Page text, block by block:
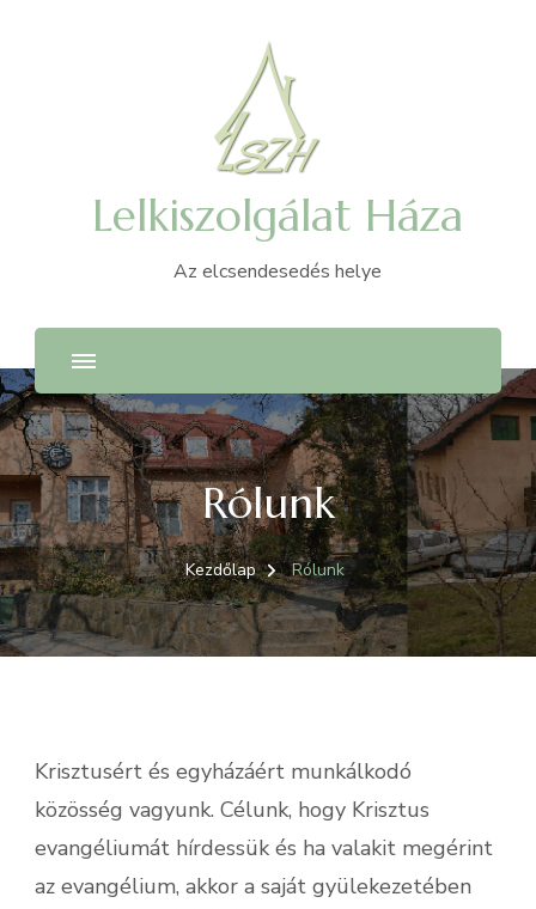
Lelkiszolgálat Háza
Az elcsendesedés helye
Rólunk
Kezdőlap Rólunk
Krisztusért és egyházáért munkálkodó
közösség vagyunk. Célunk, hogy Krisztus
evangéliumát hírdessük és ha valakit megérint
az evangélium, akkor a saját gyülekezetében